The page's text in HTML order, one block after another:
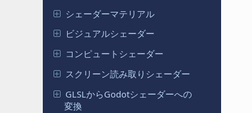
シェーダーマテリアル
ビジュアルシェーダー
コンピュートシェーダー
スクリーン読み取りシェーダー
GLSLからGodotシェーダーへの
変換